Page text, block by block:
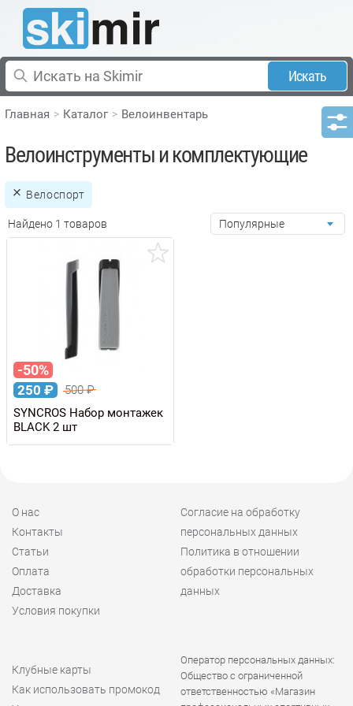
Искать
Главная Каталог Велоинвентарь
Велоинструменты и комплектующие
Велоспорт
Найдено 1 товаров Популярные
-50%
250 ₽ 500₽
SYNCROS Набор монтажек
BLACK 2 шт
О нас
Контакты
Статьи
Оплата
Доставка
Условия покупки
Согласие на обработку
персональных данных
Политика в отношении
обработки персональных
данных
Клубные карты
Как использовать промокод
Оператор персональных данных:
Общество с ограниченной
ответственностью «Магазин